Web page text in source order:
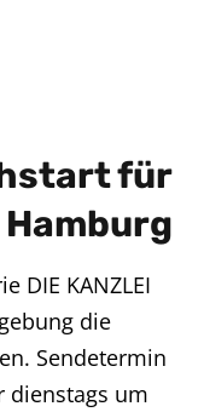
für
DIE KANZLEI
die
Sendetermin
dienstags um